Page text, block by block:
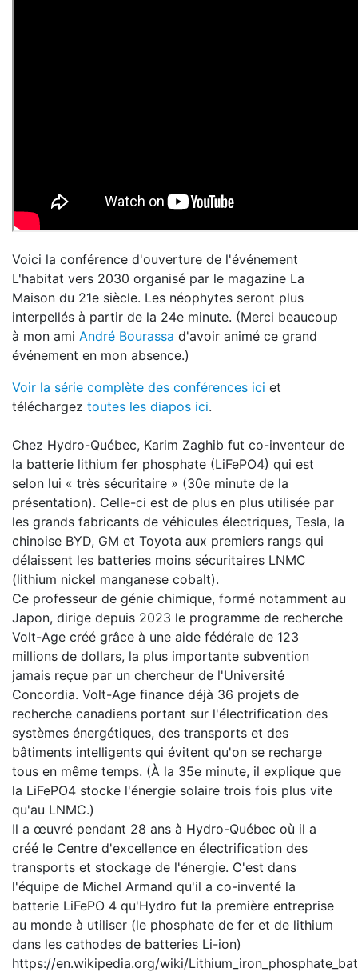
Voici la conférence d'ouverture de l'événement
L'habitat vers 2030 organisé par le magazine La
Maison du 21e siècle. Les néophytes seront plus
interpellés à partir de la 24e minute. (Merci beaucoup
à mon ami André Bourassa d'avoir animé ce grand
événement en mon absence.)
Voir la série complète des conférences ici et
téléchargez toutes les diapos ici.
Chez Hydro-Québec, Karim Zaghib fut co-inventeur de
la batterie lithium fer phosphate (LiFePO4) qui est
selon lui « très sécuritaire » (30e minute de la
présentation). Celle-ci est de plus en plus utilisée par
les grands fabricants de véhicules électriques, Tesla, la
chinoise BYD, GM et Toyota aux premiers rangs qui
délaissent les batteries moins sécuritaires LNMC
(lithium nickel manganese cobalt).
Ce professeur de génie chimique, formé notamment au
Japon, dirige depuis 2023 le programme de recherche
Volt-Age créé grâce à une aide fédérale de 123
millions de dollars, la plus importante subvention
jamais reçue par un chercheur de l'Université
Concordia. Volt-Age finance déjà 36 projets de
recherche canadiens portant sur l'électrification des
systèmes énergétiques, des transports et des
bâtiments intelligents qui évitent qu'on se recharge
tous en même temps. (À la 35e minute, il explique que
la LiFePO4 stocke l'énergie solaire trois fois plus vite
qu'au LNMC.)
Il a œuvré pendant 28 ans à Hydro-Québec où il a
créé le Centre d'excellence en électrification des
transports et stockage de l'énergie. C'est dans
l'équipe de Michel Armand qu'il a co-inventé la
batterie LiFePO 4 qu'Hydro fut la première entreprise
au monde à utiliser (le phosphate de fer et de lithium
dans les cathodes de batteries Li-ion)
https://en.wikipedia.org/wiki/